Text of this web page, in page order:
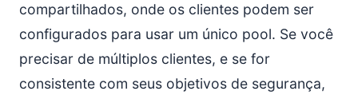
compartilhados, onde os clientes podem ser
configurados para usar um único pool. Se você
precisar de múltiplos clientes, e se for
consistente com seus objetivos de segurança,